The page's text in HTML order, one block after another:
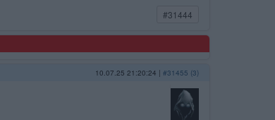
#31444
10.07.25 21:20:24 | #31455 (3)